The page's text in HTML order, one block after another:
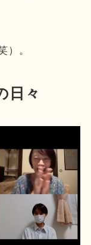
）。
日々